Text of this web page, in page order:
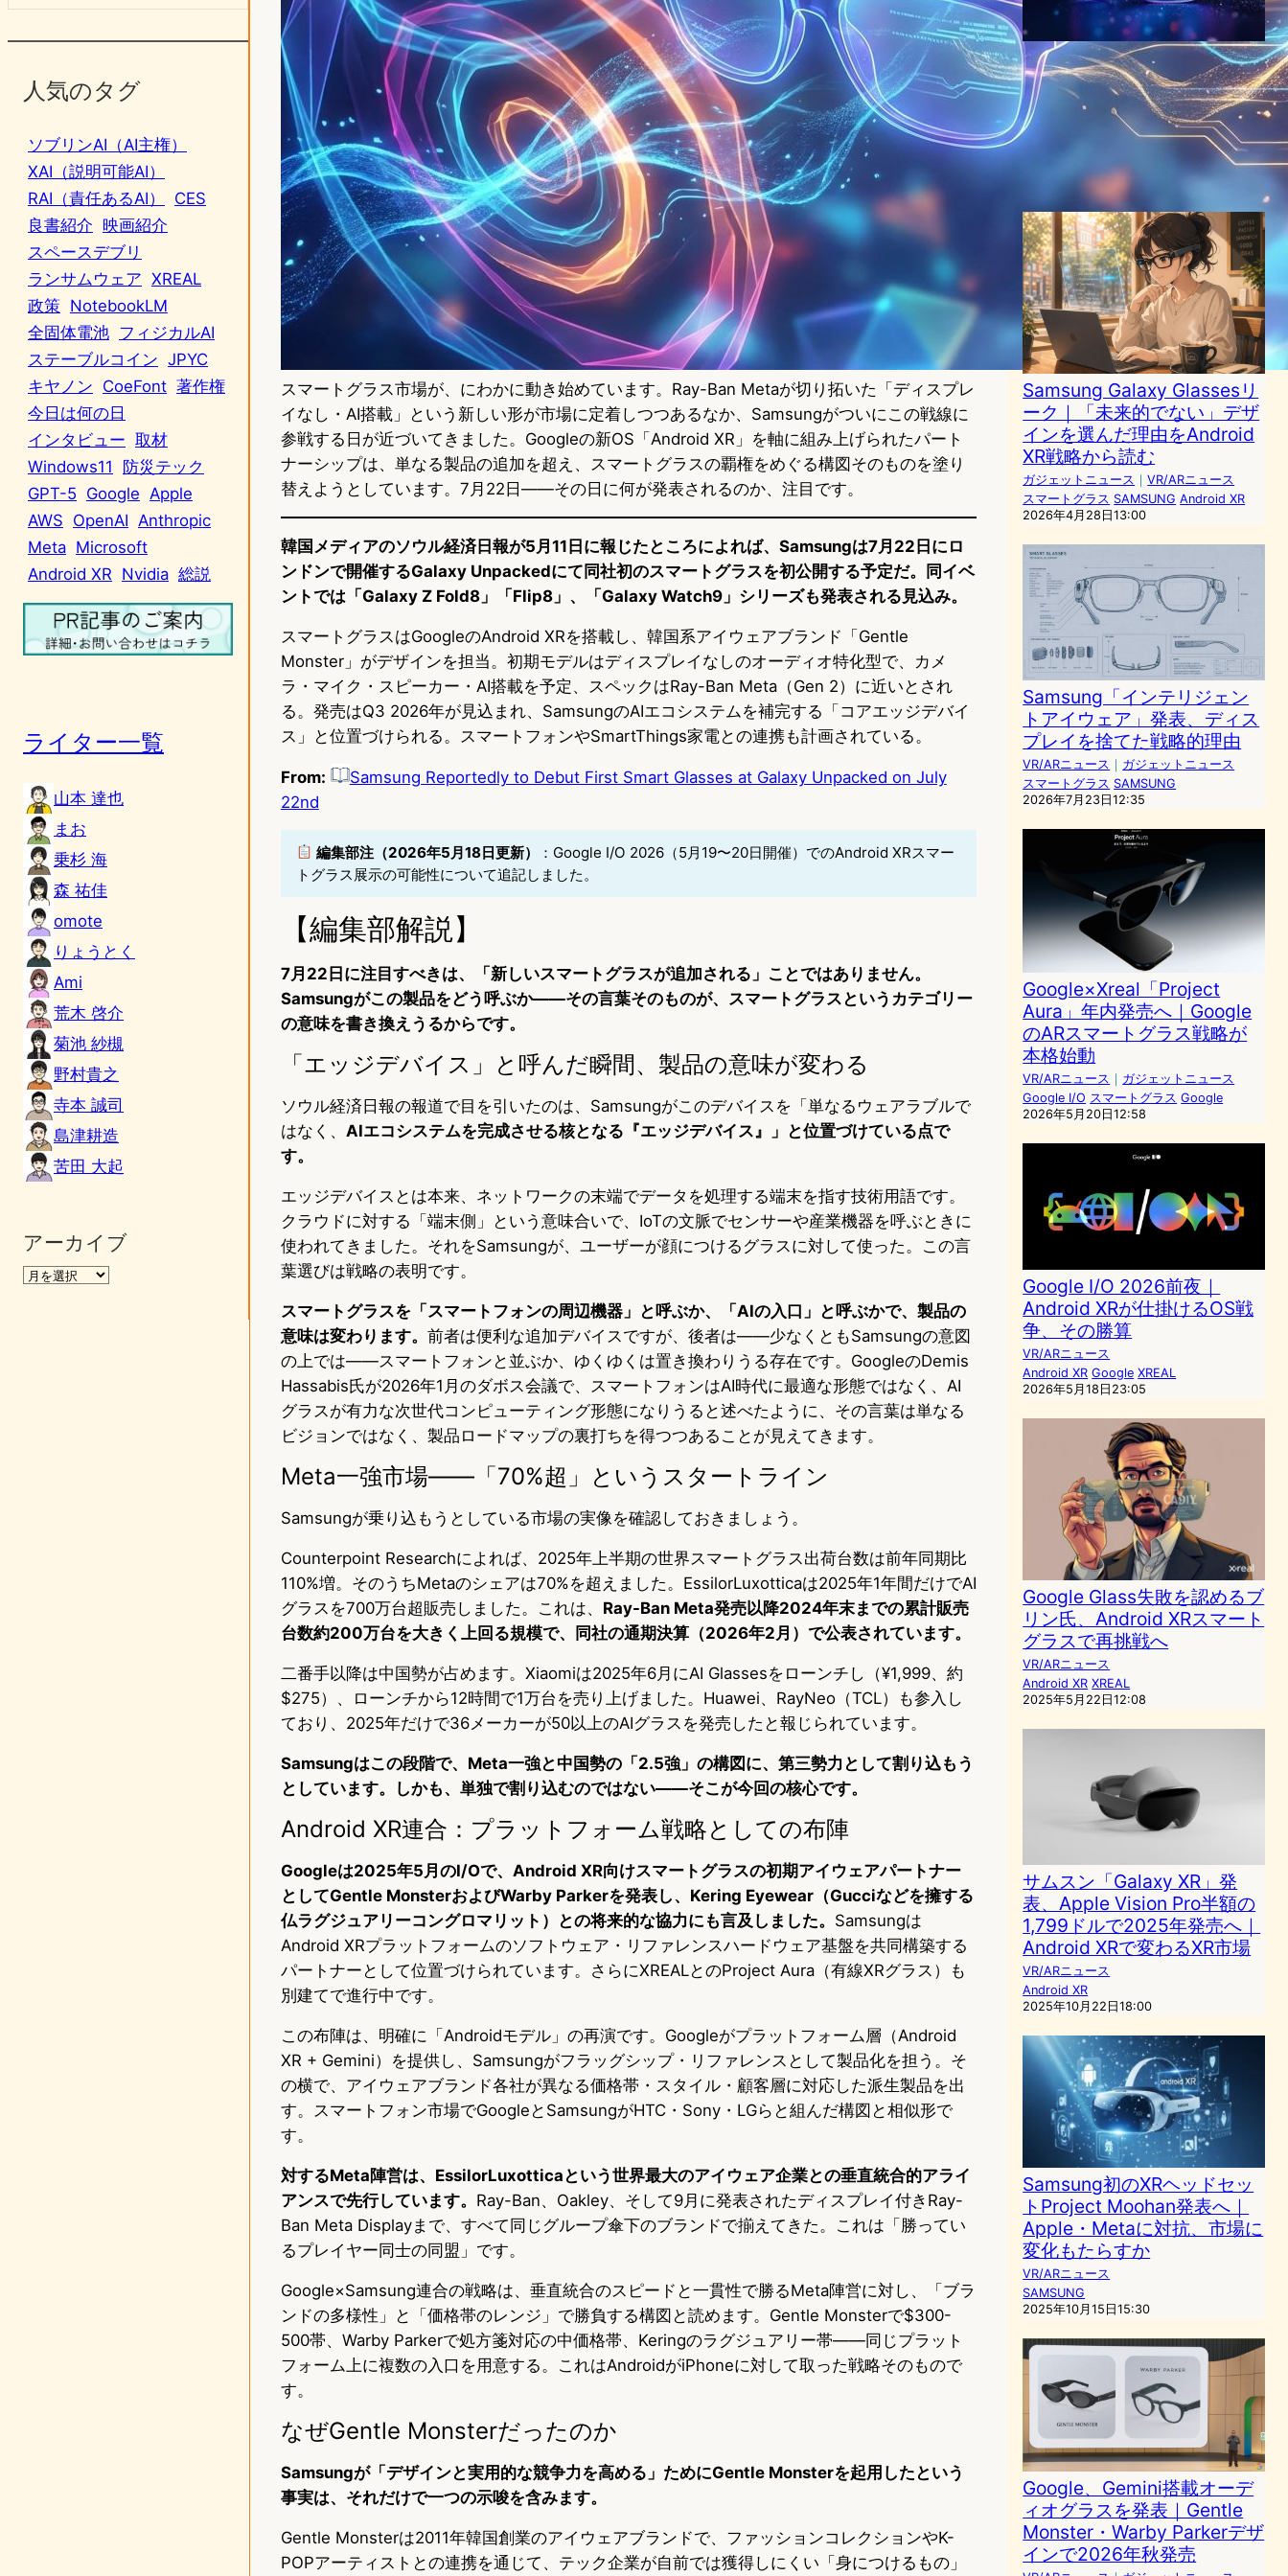
人気のタグ
ソブリンAI（AI主権）
XAI（説明可能AI）
RAI（責任あるAI）
CES
良書紹介 映画紹介
スペースデブリ
ランサムウェア XREAL
政策 NotebookLM
全固体電池 フィジカルAI
ステーブルコイン JPYC
キヤノン CoeFont 著作権
今日は何の日
インタビュー 取材
Windows11
防災テック
GPT-5 Google Apple
AWS OpenAI Anthropic
Meta Microsoft
Android XR Nvidia 総説
ライター一覧
山本 達也
まお
乗杉 海
森 祐佳
omote
りょうとく
Ami
荒木 啓介
菊池 紗槻
野村貴之
寺本 誠司
島津耕造
苦田 大起
アーカイブ
スマートグラス市場が、にわかに動き始めています。Ray-Ban Metaが切り拓いた「ディスプレ
イなし・AI搭載」という新しい形が市場に定着しつつあるなか、Samsungがついにこの戦線に
参戦する日が近づいてきました。Googleの新OS「Android XR」を軸に組み上げられたパート
ナーシップは、単なる製品の追加を超え、スマートグラスの覇権をめぐる構図そのものを塗り
替えようとしています。7月22日——その日に何が発表されるのか、注目です。
韓国メディアのソウル経済日報が5月11日に報じたところによれば、Samsungは7月22日にロ
ンドンで開催するGalaxy Unpackedにて同社初のスマートグラスを初公開する予定だ。同イベ
ントでは「Galaxy Z Fold8」「Flip8」、「Galaxy Watch9」シリーズも発表される見込み。
スマートグラスはGoogleのAndroid XRを搭載し、韓国系アイウェアブランド「Gentle
Monster」がデザインを担当。初期モデルはディスプレイなしのオーディオ特化型で、カメ
ラ・マイク・スピーカー・AI搭載を予定、スペックはRay-Ban Meta（Gen 2）に近いとされ
る。発売はQ3 2026年が見込まれ、SamsungのAIエコシステムを補完する「コアエッジデバイ
ス」と位置づけられる。スマートフォンやSmartThings家電との連携も計画されている。
From:
Samsung Reportedly to Debut First Smart Glasses at Galaxy Unpacked on July
22nd
編集部注（2026年5月18日更新）
：Google I/O 2026（5月19〜20日開催）でのAndroid XRスマー
トグラス展示の可能性について追記しました。
【編集部解説】
7月22日に注目すべきは、「新しいスマートグラスが追加される」ことではありません。
Samsungがこの製品をどう呼ぶか——その言葉そのものが、スマートグラスというカテゴリー
の意味を書き換えうるからです。
「エッジデバイス」と呼んだ瞬間、製品の意味が変わる
ソウル経済日報の報道で目を引いたのは、Samsungがこのデバイスを「単なるウェアラブルで
はなく、 AIエコシステムを完成させる核となる『エッジデバイス』」と位置づけている点で
す。
エッジデバイスとは本来、ネットワークの末端でデータを処理する端末を指す技術用語です。
クラウドに対する「端末側」という意味合いで、IoTの文脈でセンサーや産業機器を呼ぶときに
使われてきました。それをSamsungが、ユーザーが顔につけるグラスに対して使った。この言
葉選びは戦略の表明です。
スマートグラスを「スマートフォンの周辺機器」と呼ぶか、「AIの入口」と呼ぶかで、製品の
意味は変わります。 前者は便利な追加デバイスですが、後者は——少なくともSamsungの意図
の上では——スマートフォンと並ぶか、ゆくゆくは置き換わりうる存在です。GoogleのDemis
Hassabis氏が2026年1月のダボス会議で、スマートフォンはAI時代に最適な形態ではなく、AI
グラスが有力な次世代コンピューティング形態になりうると述べたように、その言葉は単なる
ビジョンではなく、製品ロードマップの裏打ちを得つつあることが見えてきます。
Meta一強市場——「70%超」というスタートライン
Samsungが乗り込もうとしている市場の実像を確認しておきましょう。
Counterpoint Researchによれば、2025年上半期の世界スマートグラス出荷台数は前年同期比
110%増。そのうちMetaのシェアは70%を超えました。EssilorLuxotticaは2025年1年間だけでAI
グラスを700万台超販売しました。これは、 Ray-Ban Meta発売以降2024年末までの累計販売
台数約200万台を大きく上回る規模で、同社の通期決算（2026年2月）で公表されています。
二番手以降は中国勢が占めます。Xiaomiは2025年6月にAI Glassesをローンチし（¥1,999、約
$275）、ローンチから12時間で1万台を売り上げました。Huawei、RayNeo（TCL）も参入し
ており、2025年だけで36メーカーが50以上のAIグラスを発売したと報じられています。
Samsungはこの段階で、Meta一強と中国勢の「2.5強」の構図に、第三勢力として割り込もう
としています。しかも、単独で割り込むのではない——そこが今回の核心です。
Android XR連合：プラットフォーム戦略としての布陣
Googleは2025年5月のI/Oで、Android XR向けスマートグラスの初期アイウェアパートナー
としてGentle MonsterおよびWarby Parkerを発表し、Kering Eyewear（Gucciなどを擁する
仏ラグジュアリーコングロマリット）との将来的な協力にも言及しました。 Samsungは
Android XRプラットフォームのソフトウェア・リファレンスハードウェア基盤を共同構築する
パートナーとして位置づけられています。さらにXREALとのProject Aura（有線XRグラス）も
別建てで進行中です。
この布陣は、明確に「Androidモデル」の再演です。Googleがプラットフォーム層（Android
XR + Gemini）を提供し、Samsungがフラッグシップ・リファレンスとして製品化を担う。そ
の横で、アイウェアブランド各社が異なる価格帯・スタイル・顧客層に対応した派生製品を出
す。スマートフォン市場でGoogleとSamsungがHTC・Sony・LGらと組んだ構図と相似形で
す。
対するMeta陣営は、EssilorLuxotticaという世界最大のアイウェア企業との垂直統合的アライ
アンスで先行しています。 Ray-Ban、Oakley、そして9月に発表されたディスプレイ付きRay-
Ban Meta Displayまで、すべて同じグループ傘下のブランドで揃えてきた。これは「勝ってい
るプレイヤー同士の同盟」です。
Google×Samsung連合の戦略は、垂直統合のスピードと一貫性で勝るMeta陣営に対し、「ブラ
ンドの多様性」と「価格帯のレンジ」で勝負する構図と読めます。Gentle Monsterで$300-
500帯、Warby Parkerで処方箋対応の中価格帯、Keringのラグジュアリー帯——同じプラット
フォーム上に複数の入口を用意する。これはAndroidがiPhoneに対して取った戦略そのもので
す。
なぜGentle Monsterだったのか
Samsungが「デザインと実用的な競争力を高める」ためにGentle Monsterを起用したという
事実は、それだけで一つの示唆を含みます。
Gentle Monsterは2011年韓国創業のアイウェアブランドで、ファッションコレクションやK-
POPアーティストとの連携を通じて、テック企業が自前では獲得しにくい「身につけるもの」
Xreal「Project Aura」：
GoogleのAndroid XR搭載ス
マートグラスが切り拓く次世
代AR革命
スマートグラス Android XR
XREAL
2025年5月21日10:57
Samsung Galaxy Glassesリ
ーク｜「未来的でない」デザ
インを選んだ理由をAndroid
XR戦略から読む
ガジェットニュース ｜VR/ARニュース
スマートグラス SAMSUNG Android XR
2026年4月28日13:00
Samsung「インテリジェン
トアイウェア」発表、ディス
プレイを捨てた戦略的理由
VR/ARニュース ｜ ガジェットニュース
スマートグラス SAMSUNG
2026年7月23日12:35
Google×Xreal「Project
Aura」年内発売へ｜Google
のARスマートグラス戦略が
本格始動
VR/ARニュース ｜ ガジェットニュース
Google I/O スマートグラス Google
2026年5月20日12:58
Google I/O 2026前夜｜
Android XRが仕掛けるOS戦
争、その勝算
VR/ARニュース
Android XR Google XREAL
2026年5月18日23:05
Google Glass失敗を認めるブ
リン氏、Android XRスマート
グラスで再挑戦へ
VR/ARニュース
Android XR XREAL
2025年5月22日12:08
サムスン「Galaxy XR」発
表、Apple Vision Pro半額の
1,799ドルで2025年発売へ｜
Android XRで変わるXR市場
VR/ARニュース
Android XR
2025年10月22日18:00
Samsung初のXRヘッドセッ
トProject Moohan発表へ｜
Apple・Metaに対抗、市場に
変化もたらすか
VR/ARニュース
SAMSUNG
2025年10月15日15:30
Google、Gemini搭載オーデ
ィオグラスを発表｜Gentle
Monster・Warby Parkerデザ
インで2026年秋発売